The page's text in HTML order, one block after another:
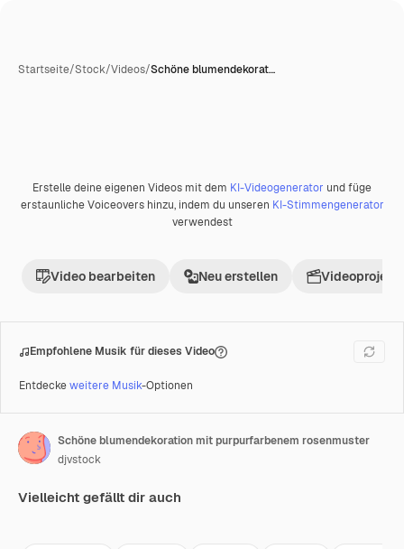
Startseite/Stock/Videos/Schöne blumendekorat…
Premium
Erstelle deine eigenen Videos mit dem KI-Videogenerator und füge
erstaunliche Voiceovers hinzu, indem du unseren KI-Stimmengenerator
verwendest
Video bearbeiten Neu erstellen Videoprojekt
Empfohlene Musik für dieses Video
Entdeckeweitere Musik-Optionen
Schöne blumendekoration mit purpurfarbenem rosenmuster
djvstock
Vielleicht gefällt dir auch